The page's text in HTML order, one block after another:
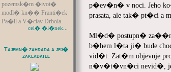
pozemsk�m �ivot�
modl� kn�� Franti�ek
Pa�il a V�clav Drbola.
cel� �l�nek...
Tajemn� zahrada a jej�
zakladatel
p�ev�n� v noci. Jeho
prasata, ale tak� pt�ci a
Ml�d� postupn�
b�hem l�ta ji� bude
vid�t. Zat�m objevuje
n�v�t�vn�ci nevid�, je